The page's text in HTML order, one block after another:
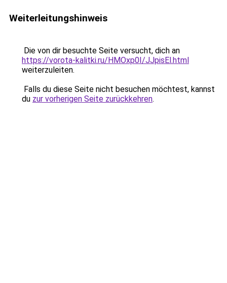
Weiterleitungshinweis
Die von dir besuchte Seite versucht, dich an
https://vorota-kalitki.ru/HMOxp0I/JJpisEl.html
weiterzuleiten.
Falls du diese Seite nicht besuchen möchtest, kannst
du zur vorherigen Seite zurückkehren.